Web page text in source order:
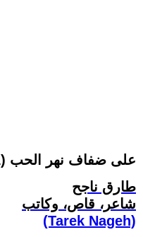
على ضفاف نهر الحب (1)
طارق ناجح
شاعر، قاص، وكاتب
(Tarek Nageh)